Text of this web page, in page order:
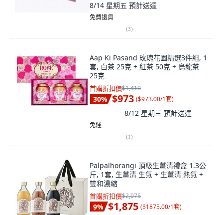
8/14 星期五 預計送達
免費退貨
(3)
Aap Ki Pasand 玫瑰花園精選3件組, 1
套, 白茶 25克 + 紅茶 50克 + 烏龍茶
25克
首購折扣價$1,410
30% $973 ($973.00/1套)
8/12 星期三 預計送達
免運
(1)
Palpalhorangi 頂級生薑清禮盒 1.3公
斤, 1套, 生薑清 生氣 + 生薑清 熱氣 +
雙和濃縮
首購折扣價$2,075
9% $1,875 ($1875.00/1套)